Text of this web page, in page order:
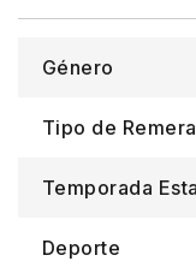
Género
Tipo de Remera
Temporada
Deporte